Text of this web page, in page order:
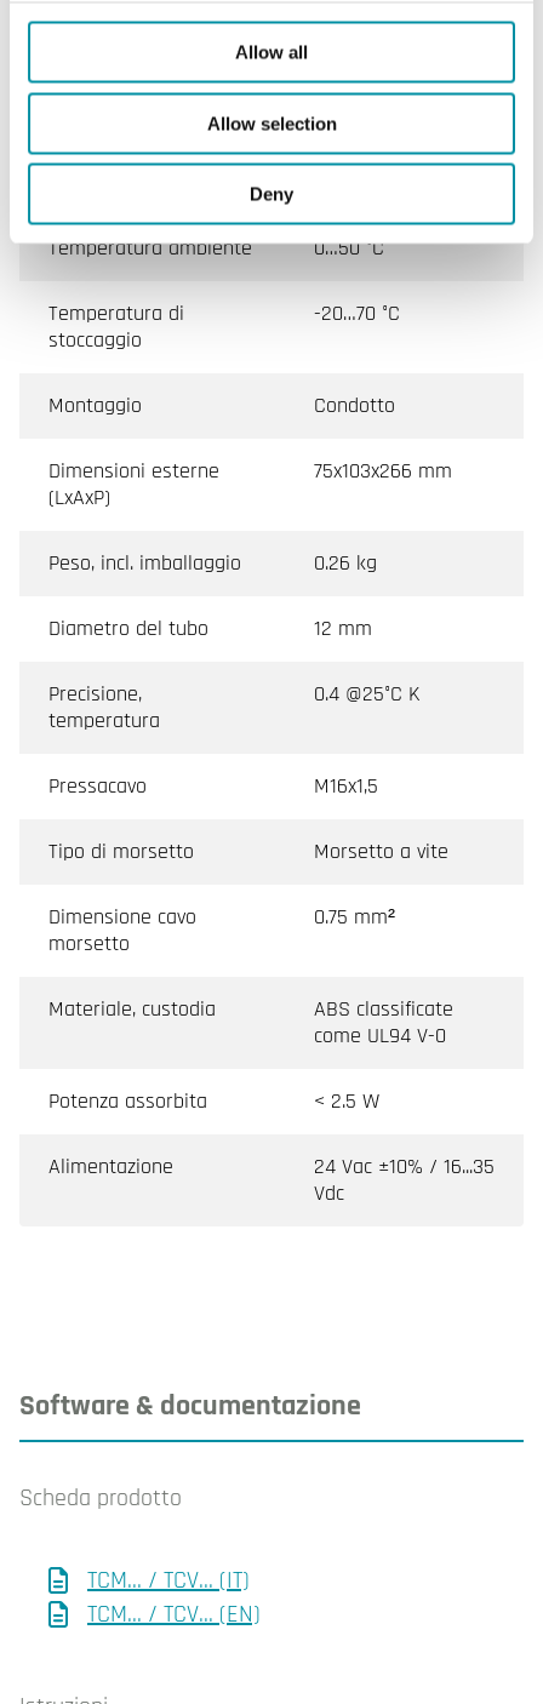
Allow all
Allow selection
Deny
Classe apparecchio Classe III
Grado di protezione IP65
Umidità ambiente
10…90 % RH
Temperatura ambiente 0…50 °C
Temperatura di
stoccaggio
-20…70 °C
Montaggio Condotto
Dimensioni esterne
(LxAxP)
75x103x266 mm
Peso, incl. imballaggio 0.26 kg
Diametro del tubo 12 mm
Precisione,
temperatura
0.4 @25°C K
Pressacavo M16x1,5
Tipo di morsetto Morsetto a vite
Dimensione cavo
morsetto
0.75 mm²
Materiale, custodia
ABS classificate
come UL94 V-0
Potenza assorbita < 2.5 W
Alimentazione
24 Vac ±10% / 16...35
Vdc
Software & documentazione
Scheda prodotto
TCM... / TCV... (IT)
TCM... / TCV... (EN)